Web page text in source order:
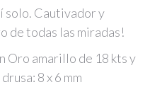
solo. Cautivador y
de todas las miradas!
Oro amarillo de 18 kts y
8 x 6 mm